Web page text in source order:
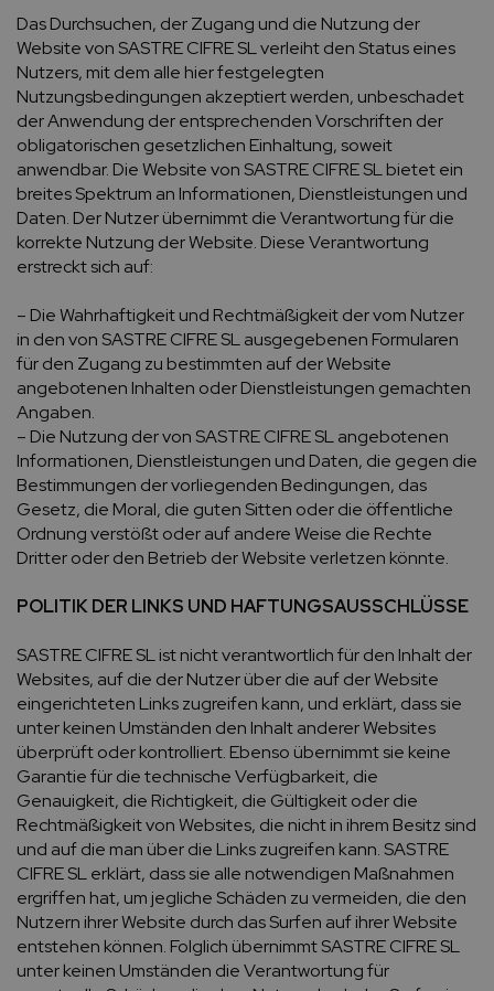
Das Durchsuchen, der Zugang und die Nutzung der
Website von SASTRE CIFRE SL verleiht den Status eines
Nutzers, mit dem alle hier festgelegten
Nutzungsbedingungen akzeptiert werden, unbeschadet
der Anwendung der entsprechenden Vorschriften der
obligatorischen gesetzlichen Einhaltung, soweit
anwendbar. Die Website von SASTRE CIFRE SL bietet ein
breites Spektrum an Informationen, Dienstleistungen und
Daten. Der Nutzer übernimmt die Verantwortung für die
korrekte Nutzung der Website. Diese Verantwortung
erstreckt sich auf:
– Die Wahrhaftigkeit und Rechtmäßigkeit der vom Nutzer
in den von SASTRE CIFRE SL ausgegebenen Formularen
für den Zugang zu bestimmten auf der Website
angebotenen Inhalten oder Dienstleistungen gemachten
Angaben.
– Die Nutzung der von SASTRE CIFRE SL angebotenen
Informationen, Dienstleistungen und Daten, die gegen die
Bestimmungen der vorliegenden Bedingungen, das
Gesetz, die Moral, die guten Sitten oder die öffentliche
Ordnung verstößt oder auf andere Weise die Rechte
Dritter oder den Betrieb der Website verletzen könnte.
POLITIK DER LINKS UND HAFTUNGSAUSSCHLÜSSE
SASTRE CIFRE SL ist nicht verantwortlich für den Inhalt der
Websites, auf die der Nutzer über die auf der Website
eingerichteten Links zugreifen kann, und erklärt, dass sie
unter keinen Umständen den Inhalt anderer Websites
überprüft oder kontrolliert. Ebenso übernimmt sie keine
Garantie für die technische Verfügbarkeit, die
Genauigkeit, die Richtigkeit, die Gültigkeit oder die
Rechtmäßigkeit von Websites, die nicht in ihrem Besitz sind
und auf die man über die Links zugreifen kann. SASTRE
CIFRE SL erklärt, dass sie alle notwendigen Maßnahmen
ergriffen hat, um jegliche Schäden zu vermeiden, die den
Nutzern ihrer Website durch das Surfen auf ihrer Website
entstehen können. Folglich übernimmt SASTRE CIFRE SL
unter keinen Umständen die Verantwortung für